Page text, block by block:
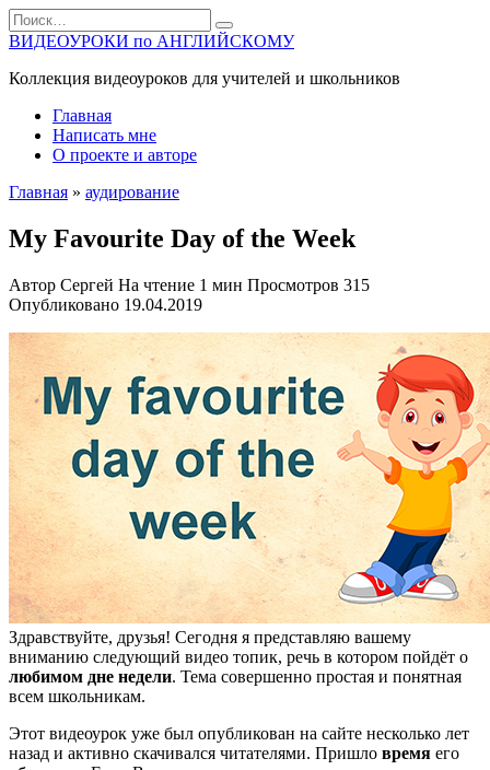
Перейти
к
содержанию
Search
for:
ВИДЕОУРОКИ по АНГЛИЙСКОМУ
Коллекция видеоуроков для учителей и школьников
Главная
Написать мне
О проекте и авторе
Главная » аудирование
My Favourite Day of the Week
Автор Сергей На чтение 1 мин Просмотров 315
Опубликовано 19.04.2019
Здравствуйте, друзья! Сегодня я представляю вашему
вниманию следующий видео топик, речь в котором пойдёт о
любимом дне недели. Тема совершенно простая и понятная
всем школьникам.
Этот видеоурок уже был опубликован на сайте несколько лет
назад и активно скачивался читателями. Пришло время его